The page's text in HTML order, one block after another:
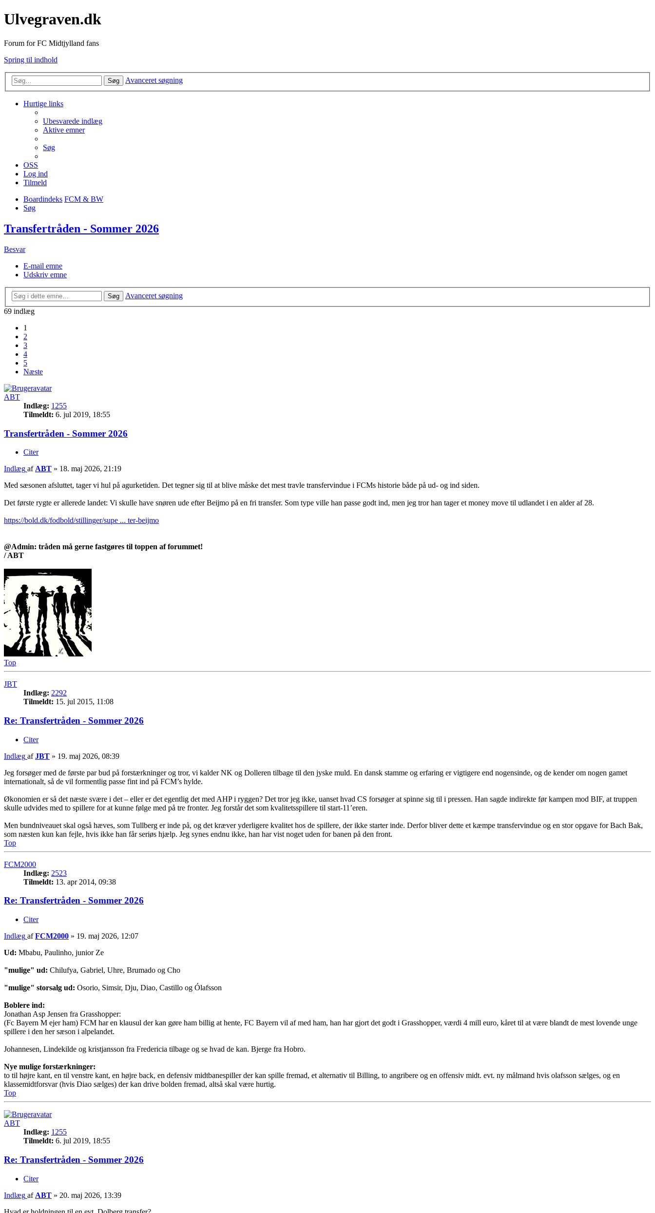
Ulvegraven.dk
Forum for FC Midtjylland fans
Spring til indhold
Søg Avanceret søgning
Hurtige links
Ubesvarede indlæg
Aktive emner
Søg
OSS
Log ind
Tilmeld
Boardindeks FCM & BW
Søg
Transfertråden - Sommer 2026
Besvar
E-mail emne
Udskriv emne
Søg
Avanceret søgning
69 indlæg
1
2
3
4
5
Næste
ABT
Indlæg: 1255
Tilmeldt: 6. jul 2019, 18:55
Transfertråden - Sommer 2026
Citer
Indlæg af ABT » 18. maj 2026, 21:19
Med sæsonen afsluttet, tager vi hul på agurketiden. Det tegner sig til at blive måske det mest travle transfervindue i FCMs historie både på ud- og ind siden.
Det første rygte er allerede landet: Vi skulle have snøren ude efter Beijmo på en fri transfer. Som type ville han passe godt ind, men jeg tror han tager et money move til udlandet i en alder af 28.
https://bold.dk/fodbold/stillinger/supe ... ter-beijmo
@Admin: tråden må gerne fastgøres til toppen af forummet!
/ ABT
Top
JBT
Indlæg: 2292
Tilmeldt: 15. jul 2015, 11:08
Re: Transfertråden - Sommer 2026
Citer
Indlæg afJBT » 19. maj 2026, 08:39
Jeg forsøger med de første par bud på forstærkninger og tror, vi kalder NK og Dolleren tilbage til den jyske muld. En dansk stamme og erfaring er vigtigere end nogensinde, og de kender om nogen gamet
internationalt, så de vil formentlig passe fint ind på FCM’s hylde.
Økonomien er så det næste svære i det – eller er det egentlig det med AHP i ryggen? Det tror jeg ikke, uanset hvad CS forsøger at spinne sig til i pressen. Han sagde indirekte før kampen mod BIF, at truppen
skulle udvides med to spillere for at kunne følge med på tre fronter. Jeg forstår det som kvalitetsspillere til start-11’eren.
Men bundniveauet skal også hæves, som Tullberg er inde på, og det kræver yderligere kvalitet hos de spillere, der ikke starter inde. Derfor bliver dette et kæmpe transfervindue og en stor opgave for Bach Bak,
som næsten kun kan fejle, hvis ikke han får seriøs hjælp. Jeg synes endnu ikke, han har vist noget uden for banen på den front.
Top
FCM2000
Indlæg: 2523
Tilmeldt: 13. apr 2014, 09:38
Re: Transfertråden - Sommer 2026
Citer
Indlæg afFCM2000 » 19. maj 2026, 12:07
Ud: Mbabu, Paulinho, junior Ze
"mulige" ud: Chilufya, Gabriel, Uhre, Brumado og Cho
"mulige" storsalg ud: Osorio, Simsir, Dju, Diao, Castillo og Ólafsson
Boblere ind:
Jonathan Asp Jensen fra Grasshopper:
(Fc Bayern M ejer ham) FCM har en klausul der kan gøre ham billig at hente, FC Bayern vil af med ham, han har gjort det godt i Grasshopper, værdi 4 mill euro, kåret til at være blandt de mest lovende unge
spillere i den her sæson i alpelandet.
Johannesen, Lindekilde og kristjansson fra Fredericia tilbage og se hvad de kan. Bjerge fra Hobro.
Nye mulige forstærkninger:
to til højre kant, en til venstre kant, en højre back, en defensiv midtbanespiller der kan spille fremad, et alternativ til Billing, to angribere og en offensiv midt. evt. ny målmand hvis olafsson sælges, og en
klassemidtforsvar (hvis Diao sælges) der kan drive bolden fremad, altså skal være hurtig.
Top
ABT
Indlæg: 1255
Tilmeldt: 6. jul 2019, 18:55
Re: Transfertråden - Sommer 2026
Citer
Indlæg af ABT » 20. maj 2026, 13:39